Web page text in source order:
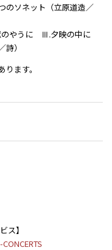
のソネット（立原道造／
のやうに Ⅲ.夕映の中に
）
ます。
ス】